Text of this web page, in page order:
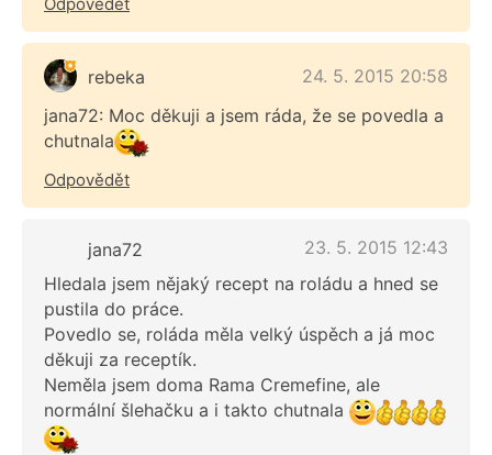
Odpovědět
rebeka
24. 5. 2015 20:58
jana72: Moc děkuji a jsem ráda, že se povedla a
chutnala
Odpovědět
jana72
23. 5. 2015 12:43
Hledala jsem nějaký recept na roládu a hned se
pustila do práce.
Povedlo se, roláda měla velký úspěch a já moc
děkuji za receptík.
Neměla jsem doma Rama Cremefine, ale
normální šlehačku a i takto chutnala